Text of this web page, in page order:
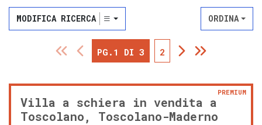
MODIFICA RICERCA ORDINA
PG.1 DI 3 2
Villa a schiera in vendita a
Toscolano, Toscolano-Maderno
PREMIUM